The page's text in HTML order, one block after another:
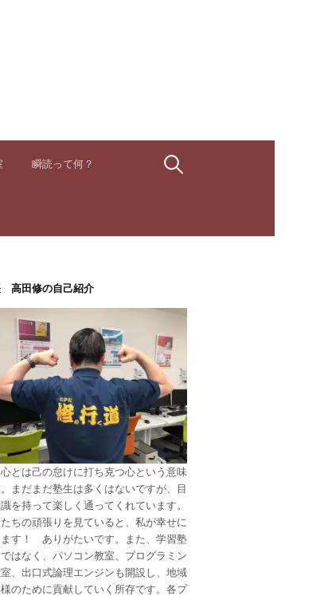
瞬読って何？ 検
高田修の自己紹介
とは己の怠けに打ち克つ心という意味
まだまだ塾生は多くはないですが、目
を持って楽しく通ってくれています。
ちの頑張りを見ていると、私が幸せに
ます！ ありがたいです。また、学習塾
はなく、パソコン教室、プログラミン
、出口式論理エンジンも開設し、地域
のために貢献していく所存です。各プ